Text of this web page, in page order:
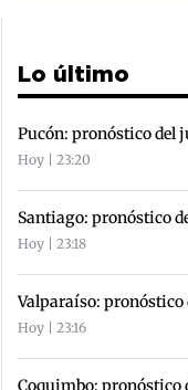
Lo último
Pucón: pronóstico del
Hoy | 23:20
Santiago: pronóstico
Hoy | 23:18
Valparaíso: pronóstico
Hoy | 23:16
Coquimbo: pronóstico